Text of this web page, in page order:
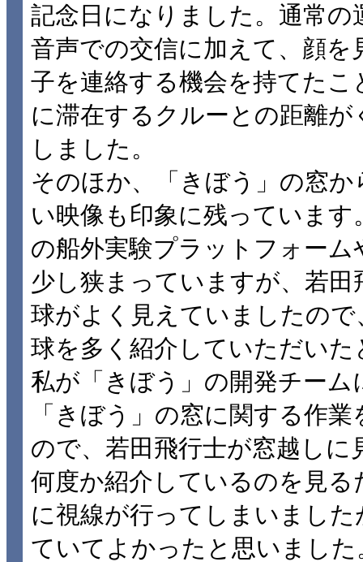
記念日になりました。通常の
音声での交信に加えて、顔を
子を連絡する機会を持てたこ
に滞在するクルーとの距離
しました。
そのほか、「きぼう」の窓
い映像も印象に残っていま
の船外実験プラットフォーム
少し狭まっていますが、若田
球がよく見えていましたの
球を多く紹介していただい
私が「きぼう」の開発チーム
「きぼう」の窓に関する作
ので、若田飛行士が窓越しに
何度か紹介しているのを見
に視線が行ってしまいまし
ていてよかったと思いました